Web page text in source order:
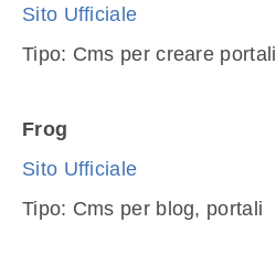
Sito Ufficiale
Tipo: Cms per creare portali
Frog
Sito Ufficiale
Tipo: Cms per blog, portali